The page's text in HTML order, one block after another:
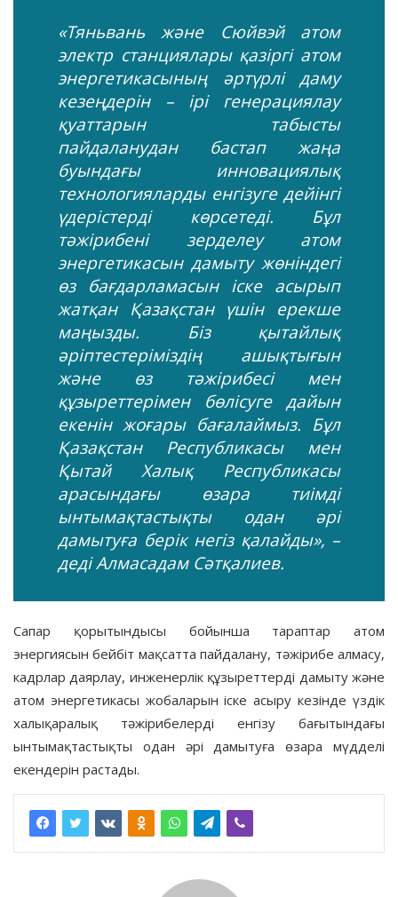
«Тяньвань және Сюйвэй атом
электр станциялары қазіргі атом
энергетикасының әртүрлі даму
кезеңдерін – ірі генерациялау
қуаттарын табысты
пайдаланудан бастап жаңа
буындағы инновациялық
технологияларды енгізуге дейінгі
үдерістерді көрсетеді. Бұл
тәжірибені зерделеу атом
энергетикасын дамыту жөніндегі
өз бағдарламасын іске асырып
жатқан Қазақстан үшін ерекше
маңызды. Біз қытайлық
әріптестеріміздің ашықтығын
және өз тәжірибесі мен
құзыреттерімен бөлісуге дайын
екенін жоғары бағалаймыз. Бұл
Қазақстан Республикасы мен
Қытай Халық Республикасы
арасындағы өзара тиімді
ынтымақтастықты одан әрі
дамытуға берік негіз қалайды», –
деді Алмасадам Сәтқалиев.
Сапар қорытындысы бойынша тараптар атом
энергиясын бейбіт мақсатта пайдалану, тәжірибе алмасу,
кадрлар даярлау, инженерлік құзыреттерді дамыту және
атом энергетикасы жобаларын іске асыру кезінде үздік
халықаралық тәжірибелерді енгізу бағытындағы
ынтымақтастықты одан әрі дамытуға өзара мүдделі
екендерін растады.